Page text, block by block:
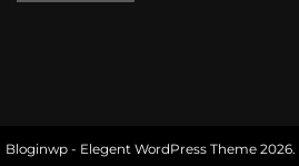
Bloginwp - Elegent WordPress Theme